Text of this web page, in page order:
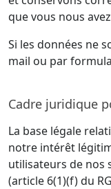
que vous nous
Si les données ne
mail ou par
Cadre juridique
La base légale
notre intérêt
utilisateurs de nos
(article 6(1)(f) du